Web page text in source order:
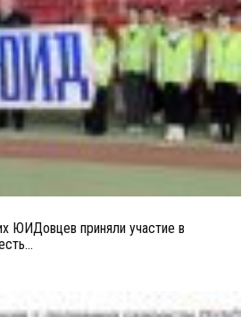
ЮИДовцев приняли участие в